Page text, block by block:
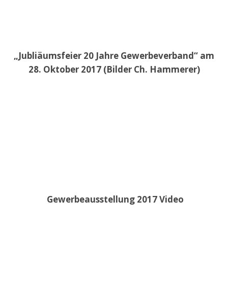
„Jubliäumsfeier 20 Jahre Gewerbeverband“ am
28. Oktober 2017 (Bilder Ch. Hammerer)
Gewerbeausstellung 2017 Video